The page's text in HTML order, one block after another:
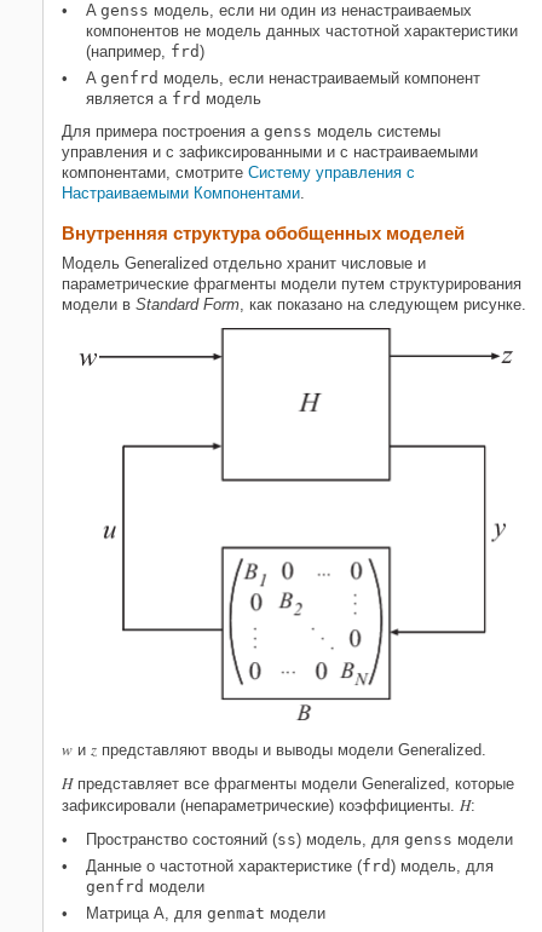
A genss модель, если ни один из ненастраиваемых
компонентов не модель данных частотной характеристики
(например, frd)
A genfrd модель, если ненастраиваемый компонент
является a frd модель
Для примера построения a genss модель системы
управления и с зафиксированными и с настраиваемыми
компонентами, смотрите Систему управления с
Настраиваемыми Компонентами.
Внутренняя структура обобщенных моделей
Модель Generalized отдельно хранит числовые и
параметрические фрагменты модели путем структурирования
модели в Standard Form, как показано на следующем рисунке.
w и z представляют вводы и выводы модели Generalized.
Hпредставляет все фрагменты модели Generalized, которые
зафиксировали (непараметрические) коэффициенты. H:
Пространство состояний (ss) модель, для genss модели
Данные о частотной характеристике (frd) модель, для
genfrd модели
Матрица A, для genmat модели